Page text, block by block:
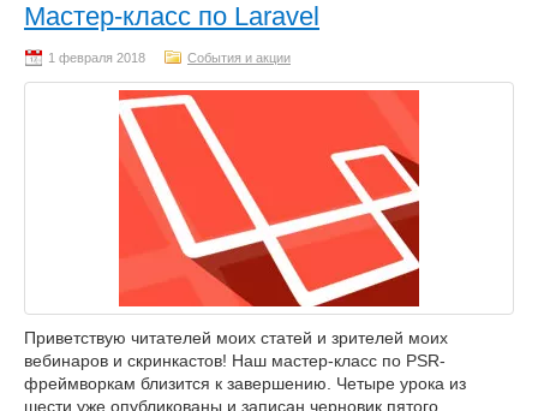
Мастер-класс по Laravel
События и акции
Приветствую читателей моих статей и зрителей моих
вебинаров и скринкастов! Наш мастер-класс по PSR-
фреймворкам близится к завершению. Четыре урока из
шести уже опубликованы и записан черновик пятого.